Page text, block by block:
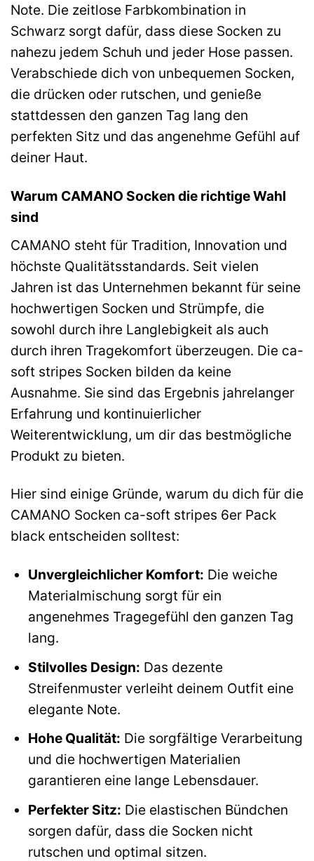
Note. Die zeitlose Farbkombination in
Schwarz sorgt dafür, dass diese Socken zu
nahezu jedem Schuh und jeder Hose passen.
Verabschiede dich von unbequemen Socken,
die drücken oder rutschen, und genieße
stattdessen den ganzen Tag lang den
perfekten Sitz und das angenehme Gefühl auf
deiner Haut.
Warum CAMANO Socken die richtige Wahl
sind
CAMANO steht für Tradition, Innovation und
höchste Qualitätsstandards. Seit vielen
Jahren ist das Unternehmen bekannt für seine
hochwertigen Socken und Strümpfe, die
sowohl durch ihre Langlebigkeit als auch
durch ihren Tragekomfort überzeugen. Die ca-
soft stripes Socken bilden da keine
Ausnahme. Sie sind das Ergebnis jahrelanger
Erfahrung und kontinuierlicher
Weiterentwicklung, um dir das bestmögliche
Produkt zu bieten.
Hier sind einige Gründe, warum du dich für die
CAMANO Socken ca-soft stripes 6er Pack
black entscheiden solltest:
Unvergleichlicher Komfort: Die weiche
Materialmischung sorgt für ein
angenehmes Tragegefühl den ganzen Tag
lang.
Stilvolles Design: Das dezente
Streifenmuster verleiht deinem Outfit eine
elegante Note.
Hohe Qualität: Die sorgfältige Verarbeitung
und die hochwertigen Materialien
garantieren eine lange Lebensdauer.
Perfekter Sitz: Die elastischen Bündchen
sorgen dafür, dass die Socken nicht
rutschen und optimal sitzen.